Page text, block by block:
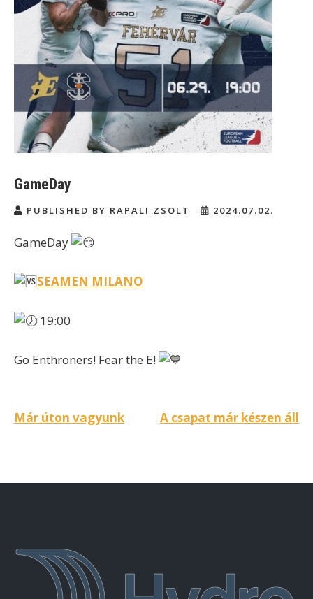
GameDay
PUBLISHED BY RAPALI ZSOLT 2024.07.02.
GameDay
SEAMEN MILANO
19:00
Go Enthroners! Fear the E!
Bejegyzés
Már úton vagyunk A csapat már készen áll